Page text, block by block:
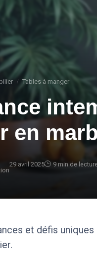
Tables à manger
en
29 avril 2025 9 min de
et défis